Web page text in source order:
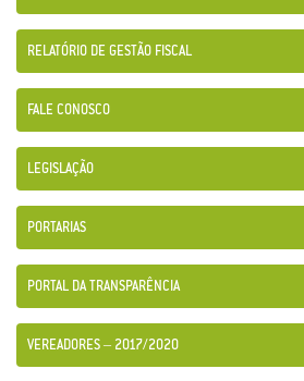
RELATÓRIO DE GESTÃO FISCAL
FALE CONOSCO
LEGISLAÇÃO
PORTARIAS
PORTAL DA TRANSPARÊNCIA
VEREADORES – 2017/2020